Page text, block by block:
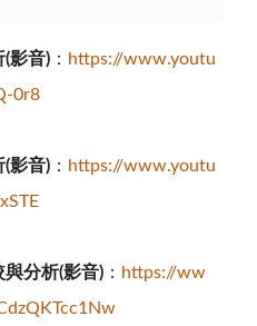
影音) ： https://www.youtu
0r8
影音) ： https://www.youtu
分析(影音) ： https://ww